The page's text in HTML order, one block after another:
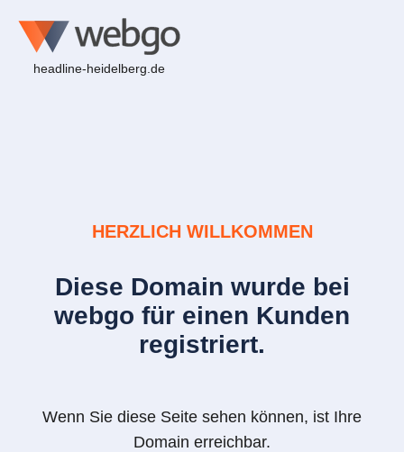
headline-heidelberg.de
HERZLICH WILLKOMMEN
Diese Domain wurde bei
webgo für einen Kunden
registriert.
Wenn Sie diese Seite sehen können, ist Ihre
Domain erreichbar.